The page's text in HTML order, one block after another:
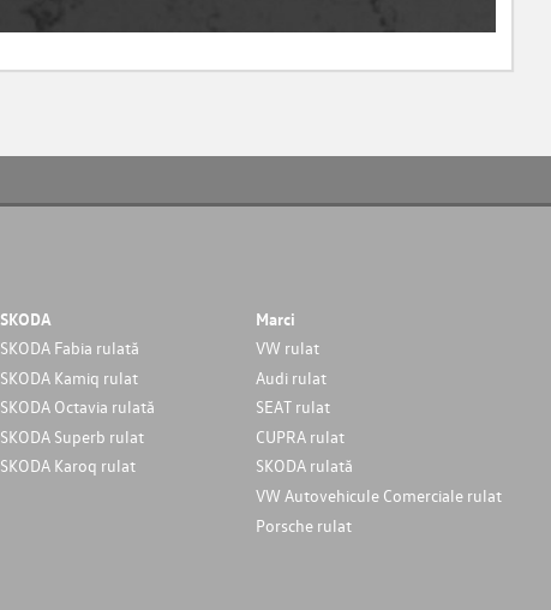
SKODA
SKODA Fabia rulată
SKODA Kamiq rulat
SKODA Octavia rulată
SKODA Superb rulat
SKODA Karoq rulat
Marci
VW rulat
Audi rulat
SEAT rulat
CUPRA rulat
SKODA rulată
VW Autovehicule Comerciale rulat
Porsche rulat